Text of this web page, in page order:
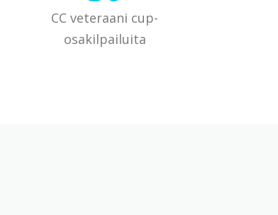
CC veteraani cup-
osakilpailuita